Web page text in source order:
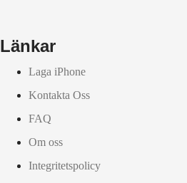
Länkar
Laga iPhone
Kontakta Oss
FAQ
Om oss
Integritetspolicy